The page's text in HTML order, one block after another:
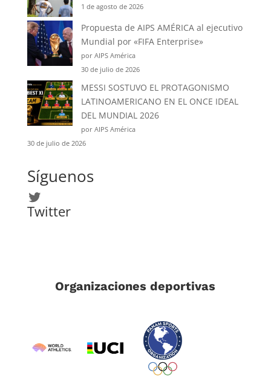
1 de agosto de 2026
Propuesta de AIPS AMÉRICA al ejecutivo
Mundial por «FIFA Enterprise»
por AIPS América
30 de julio de 2026
MESSI SOSTUVO EL PROTAGONISMO
LATINOAMERICANO EN EL ONCE IDEAL
DEL MUNDIAL 2026
por AIPS América
30 de julio de 2026
Síguenos
Twitter
Twitter
Organizaciones deportivas